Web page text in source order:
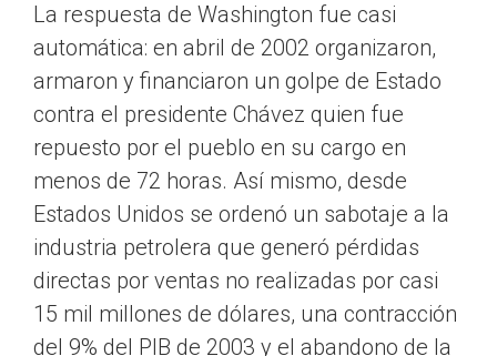
La respuesta de Washington fue casi
automática: en abril de 2002 organizaron,
armaron y financiaron un golpe de Estado
contra el presidente Chávez quien fue
repuesto por el pueblo en su cargo en
menos de 72 horas. Así mismo, desde
Estados Unidos se ordenó un sabotaje a la
industria petrolera que generó pérdidas
directas por ventas no realizadas por casi
15 mil millones de dólares, una contracción
del 9% del PIB de 2003 y el abandono de la